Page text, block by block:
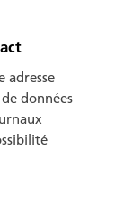
adresse
données